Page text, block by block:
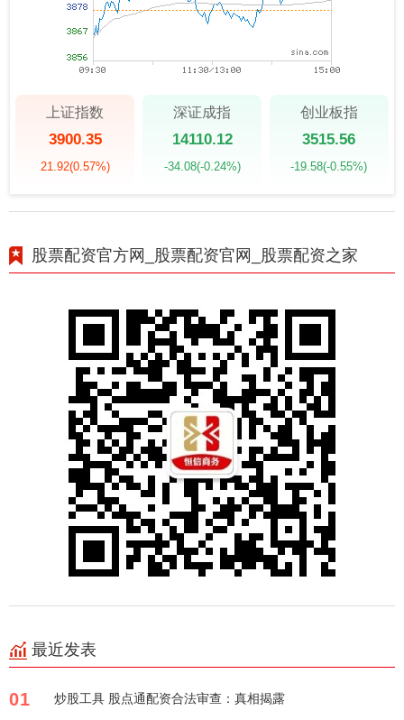
上证指数
3900.35
21.92(0.57%)
深证成指
14110.12
-34.08(-0.24%)
创业板指
3515.56
-19.58(-0.55%)
股票配资官方网_股票配资官网_股票配资之家
最近发表
01 炒股工具 股点通配资合法审查：真相揭露